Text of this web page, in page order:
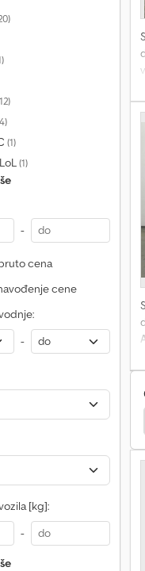
(1)
(1)
-
cena
cene
-
[kg]:
-
Linde H25T